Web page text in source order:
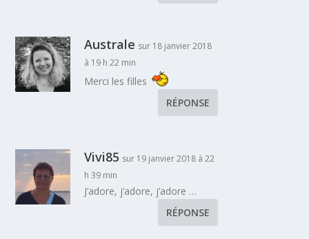
Australe sur 18 janvier 2018
à 19 h 22 min
Merci les filles
RÉPONSE
Vivi85 sur 19 janvier 2018 à 22
h 39 min
J’adore, j’adore, j’adore …
RÉPONSE